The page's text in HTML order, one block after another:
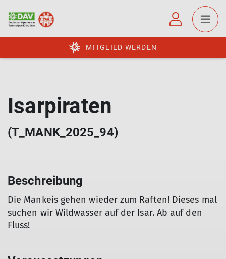
MITGLIED WERDEN
Isarpiraten
(T_MANK_2025_94)
Beschreibung
Die Mankeis gehen wieder zum Raften! Dieses mal
suchen wir Wildwasser auf der Isar. Ab auf den
Fluss!